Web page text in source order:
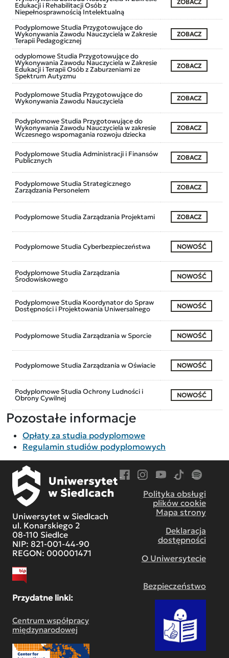
Edukacji i Rehabilitacji Osób z
Niepełnosprawnością Intelektualną
ZOBACZ
Podyplomowe Studia Przygotowujące do
Wykonywania Zawodu Nauczyciela w Zakresie
Terapii Pedagogicznej
ZOBACZ
odyplomowe Studia Przygotowujące do
Wykonywania Zawodu Nauczyciela w Zakresie
Edukacji i Terapii Osób z Zaburzeniami ze
Spektrum Autyzmu
ZOBACZ
Podyplomowe Studia Przygotowujące do
Wykonywania Zawodu Nauczyciela ZOBACZ
Podyplomowe Studia Przygotowujące do
Wykonywania Zawodu Nauczyciela w zakresie
Wczesnego wspomagania rozwoju dziecka
ZOBACZ
Podyplomowe Studia Administracji i Finansów
Publicznych ZOBACZ
Podyplomowe Studia Strategicznego
Zarządzania Personelem ZOBACZ
Podyplomowe Studia Zarządzania Projektami ZOBACZ
Podyplomowe Studia Cyberbezpieczeństwa NOWOŚĆ
Podyplomowe Studia Zarządzania
Środowiskowego NOWOŚĆ
Podyplomowe Studia Koordynator do Spraw
Dostępności i Projektowania Uniwersalnego NOWOŚĆ
Podyplomowe Studia Zarządzania w Sporcie NOWOŚĆ
Podyplomowe Studia Zarządzania w Oświacie NOWOŚĆ
Podyplomowe Studia Ochrony Ludności i
Obrony Cywilnej NOWOŚĆ
Pozostałe informacje
Opłaty za studia podyplomowe
Regulamin studiów podyplomowych
Uniwersytet w Siedlcach
ul. Konarskiego 2
08-110 Siedlce
NIP: 821-001-44-90
REGON: 000001471
Przydatne linki:
Centrum współpracy
międzynarodowej
Polityka obsługi
plików cookie
Mapa strony
Deklaracja
dostępności
O Uniwersytecie
Bezpieczeństwo